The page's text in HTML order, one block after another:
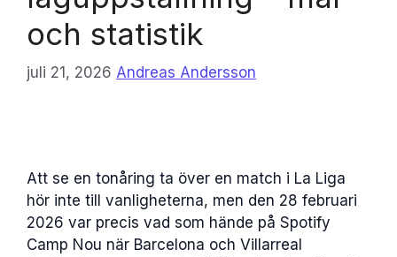
och statistik
juli 21, 2026 Andreas Andersson
Att se en tonåring ta över en match i La Liga
hör inte till vanligheterna, men den 28 februari
2026 var precis vad som hände på Spotify
Camp Nou när Barcelona och Villarreal